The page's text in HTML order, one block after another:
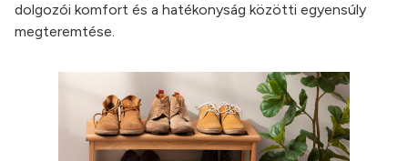
dolgozói komfort és a hatékonyság közötti egyensúly
megteremtése.